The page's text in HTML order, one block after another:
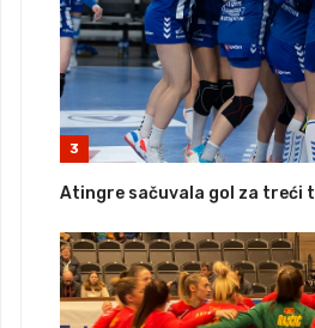
3
Atingre sačuvala gol za treći